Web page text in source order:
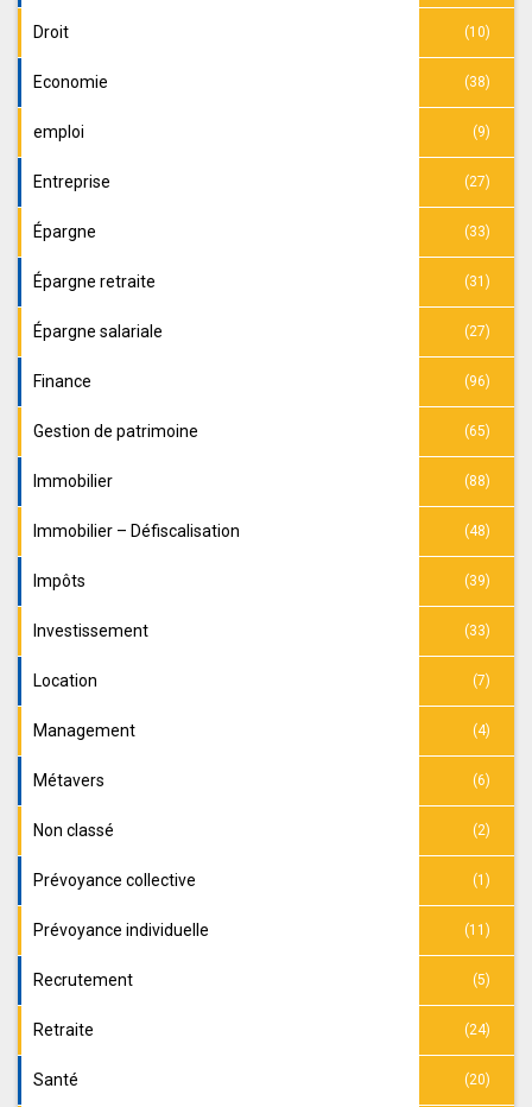
Droit (10)
Economie (38)
emploi (9)
Entreprise (27)
Épargne (33)
Épargne retraite (31)
Épargne salariale (27)
Finance (96)
Gestion de patrimoine (65)
Immobilier (88)
Immobilier – Défiscalisation (48)
Impôts (39)
Investissement (33)
Location (7)
Management (4)
Métavers (6)
Non classé (2)
Prévoyance collective (1)
Prévoyance individuelle (11)
Recrutement (5)
Retraite (24)
Santé (20)